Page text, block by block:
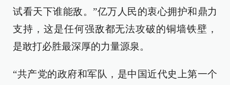
试看天下谁能敌。”亿万人民的衷心拥护和鼎力
支持，这是任何强敌都无法攻破的铜墙铁壁，
是敢打必胜最深厚的力量源泉。
“共产党的政府和军队，是中国近代史上第一个